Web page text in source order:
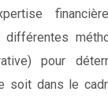
pour
soit dans le